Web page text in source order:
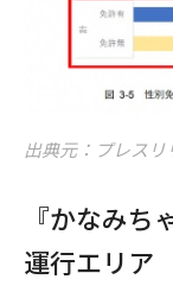
出典元：プレスリ
『かなみち
運行エリア